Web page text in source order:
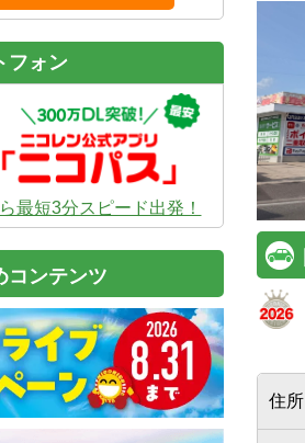
住所
フォン
最短3分スピード出発！
コンテンツ